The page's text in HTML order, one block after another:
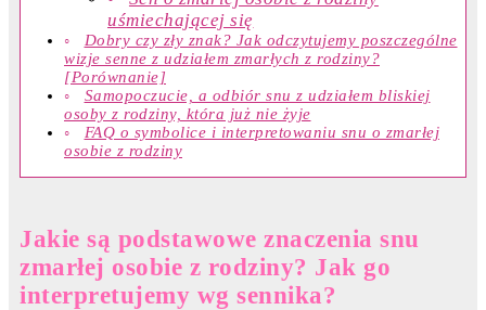
uśmiechającej się
Dobry czy zły znak? Jak odczytujemy poszczególne
wizje senne z udziałem zmarłych z rodziny?
[Porównanie]
Samopoczucie, a odbiór snu z udziałem bliskiej
osoby z rodziny, która już nie żyje
FAQ o symbolice i interpretowaniu snu o zmarłej
osobie z rodziny
Jakie są podstawowe znaczenia snu
zmarłej osobie z rodziny? Jak go
interpretujemy wg sennika?